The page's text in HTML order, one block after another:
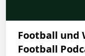
Football und
Football